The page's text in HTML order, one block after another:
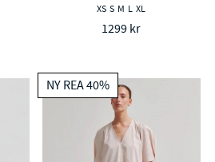
XS S M L XL
1299 kr
NY REA 40%